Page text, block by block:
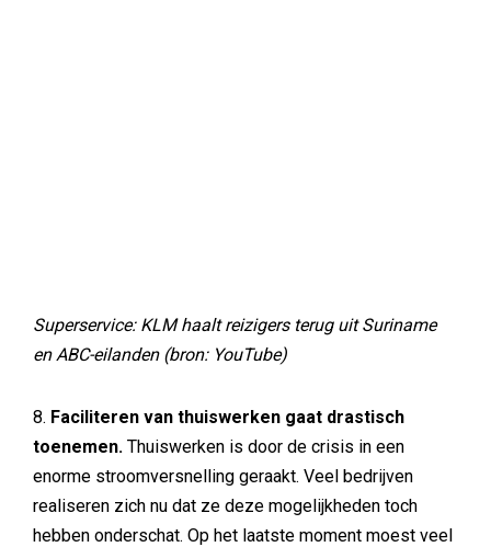
Superservice: KLM haalt reizigers terug uit Suriname
en ABC-eilanden (bron: YouTube)
8. Faciliteren van thuiswerken gaat drastisch
toenemen. Thuiswerken is door de crisis in een
enorme stroomversnelling geraakt. Veel bedrijven
realiseren zich nu dat ze deze mogelijkheden toch
hebben onderschat. Op het laatste moment moest veel